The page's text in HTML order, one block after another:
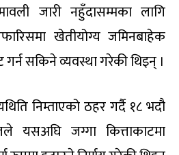
जारी नहुँदासम्मका लागि
खेतीयोग्य जमिनबाहेक
सकिने व्यवस्था गरेकी थिइन् ।
निम्ताएको ठहर गर्दै १८ भदौ
यसअघि जग्गा कित्ताकाटमा